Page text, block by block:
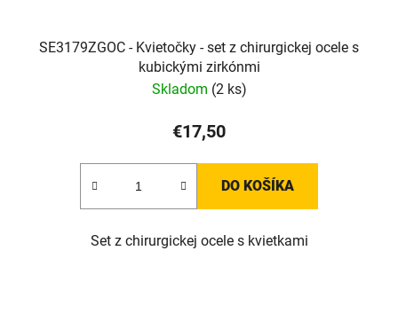
SE3179ZGOC - Kvietočky - set z chirurgickej ocele s
kubickými zirkónmi
Skladom (2 ks)
€17,50
DO KOŠÍKA
Set z chirurgickej ocele s kvietkami